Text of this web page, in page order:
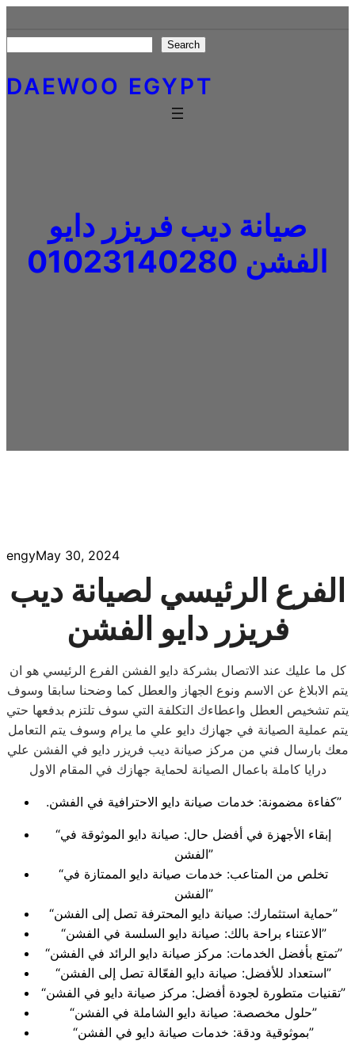
to
content
Search
DAEWOO EGYPT
صيانة ديب فريزر دايو
الفشن 01023140280
engyMay 30, 2024
الفرع الرئيسي لصيانة ديب
فريزر دايو الفشن
كل ما عليك عند الاتصال بشركة دايو الفشن الفرع الرئيسي هو ان
يتم الابلاغ عن الاسم ونوع الجهاز والعطل كما وضحنا سابقا وسوف
يتم تشخيص العطل واعطاءك التكلفة التي سوف تلتزم بدفعها حتي
يتم عملية الصيانة في جهازك دايو علي ما يرام وسوف يتم التعامل
معك بارسال فني من مركز صيانة ديب فريزر دايو في الفشن علي
درايا كاملة باعمال الصيانة لحماية جهازك في المقام الاول
.كفاءة مضمونة: خدمات صيانة دايو الاحترافية في الفشن”
“إبقاء الأجهزة في أفضل حال: صيانة دايو الموثوقة في
الفشن”
“تخلص من المتاعب: خدمات صيانة دايو الممتازة في
الفشن”
“حماية استثمارك: صيانة دايو المحترفة تصل إلى الفشن”
“الاعتناء براحة بالك: صيانة دايو السلسة في الفشن”
“تمتع بأفضل الخدمات: مركز صيانة دايو الرائد في الفشن”
“استعداد للأفضل: صيانة دايو الفعّالة تصل إلى الفشن”
“تقنيات متطورة لجودة أفضل: مركز صيانة دايو في الفشن”
“حلول مخصصة: صيانة دايو الشاملة في الفشن”
“بموثوقية ودقة: خدمات صيانة دايو في الفشن”